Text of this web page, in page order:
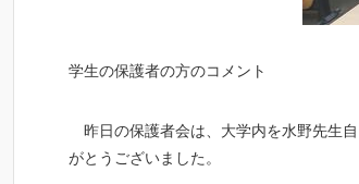
学生の保護者の方のコメント
昨日の保護者会は、大学内を水野先生
がとうございました。